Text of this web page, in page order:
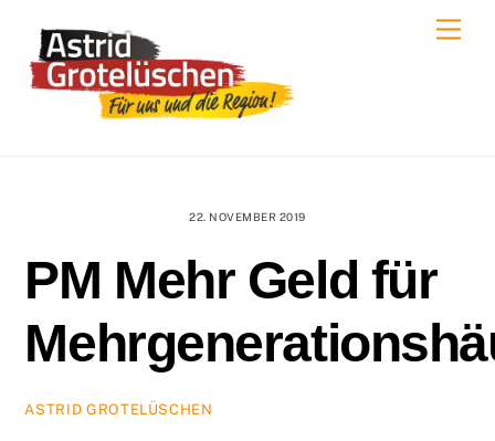
content
22. NOVEMBER 2019
PM Mehr Geld für
ASTRID GROTELÜSCHEN